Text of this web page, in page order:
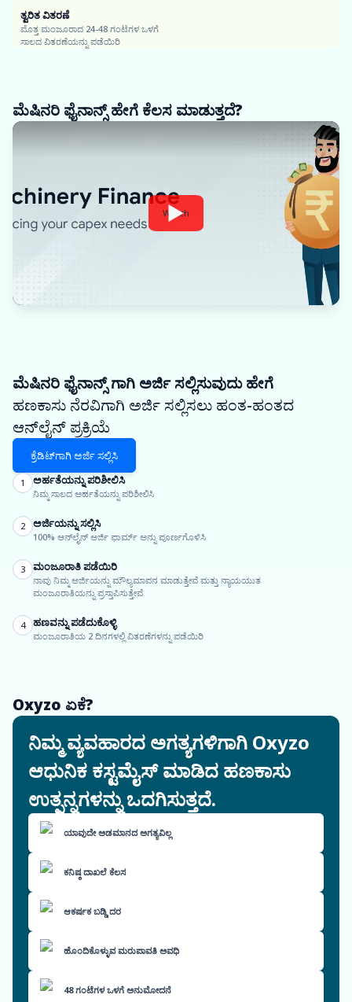
ತ್ವರಿತ ವಿತರಣೆ
ಮೊತ್ತ ಮಂಜೂರಾದ 24-48 ಗಂಟೆಗಳ ಒಳಗೆ
ಸಾಲದ ವಿತರಣೆಯನ್ನು ಪಡೆಯಿರಿ
ಮೆಷಿನರಿ ಫೈನಾನ್ಸ್ ಹೇಗೆ ಕೆಲಸ ಮಾಡುತ್ತದೆ?
Watch
ಮೆಷಿನರಿ ಫೈನಾನ್ಸ್ ಗಾಗಿ ಅರ್ಜಿ ಸಲ್ಲಿಸುವುದು ಹೇಗೆ
ಹಣಕಾಸು ನೆರವಿಗಾಗಿ ಅರ್ಜಿ ಸಲ್ಲಿಸಲು ಹಂತ-ಹಂತದ
ಆನ್‌ಲೈನ್ ಪ್ರಕ್ರಿಯೆ
ಕ್ರೆಡಿಟ್‌ಗಾಗಿ ಅರ್ಜಿ ಸಲ್ಲಿಸಿ
1 ಅರ್ಹತೆಯನ್ನು ಪರಿಶೀಲಿಸಿ
ನಿಮ್ಮ ಸಾಲದ ಅರ್ಹತೆಯನ್ನು ಪರಿಶೀಲಿಸಿ
2 ಅರ್ಜಿಯನ್ನು ಸಲ್ಲಿಸಿ
100% ಆನ್‌ಲೈನ್ ಅರ್ಜಿ ಫಾರ್ಮ್ ಅನ್ನು ಪೂರ್ಣಗೊಳಿಸಿ
3 ಮಂಜೂರಾತಿ ಪಡೆಯಿರಿ
ನಾವು ನಿಮ್ಮ ಅರ್ಜಿಯನ್ನು ಮೌಲ್ಯಮಾಪನ ಮಾಡುತ್ತೇವೆ ಮತ್ತು ನ್ಯಾಯಯುತ
ಮಂಜೂರಾತಿಯನ್ನು ಪ್ರಸ್ತಾಪಿಸುತ್ತೇವೆ
4 ಹಣವನ್ನು ಪಡೆದುಕೊಳ್ಳಿ
ಮಂಜೂರಾತಿಯ 2 ದಿನಗಳಲ್ಲಿ ವಿತರಣೆಗಳನ್ನು ಪಡೆಯಿರಿ
Oxyzo ಏಕೆ?
ನಿಮ್ಮ ವ್ಯವಹಾರದ ಅಗತ್ಯಗಳಿಗಾಗಿ Oxyzo
ಆಧುನಿಕ ಕಸ್ಟಮೈಸ್ ಮಾಡಿದ ಹಣಕಾಸು
ಉತ್ಪನ್ನಗಳನ್ನು ಒದಗಿಸುತ್ತದೆ.
ಯಾವುದೇ ಅಡಮಾನದ ಅಗತ್ಯವಿಲ್ಲ
ಕನಿಷ್ಠ ದಾಖಲೆ ಕೆಲಸ
ಆಕರ್ಷಕ ಬಡ್ಡಿ ದರ
ಹೊಂದಿಕೊಳ್ಳುವ ಮರುಪಾವತಿ ಅವಧಿ
48 ಗಂಟೆಗಳ ಒಳಗೆ ಅನುಮೋದನೆ